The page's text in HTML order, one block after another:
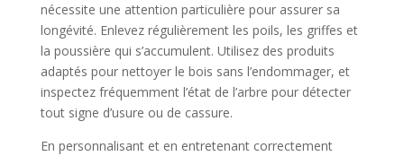
nécessite une attention particulière pour assurer sa
longévité. Enlevez régulièrement les poils, les griffes et
la poussière qui s’accumulent. Utilisez des produits
adaptés pour nettoyer le bois sans l’endommager, et
inspectez fréquemment l’état de l’arbre pour détecter
tout signe d’usure ou de cassure.
En personnalisant et en entretenant correctement